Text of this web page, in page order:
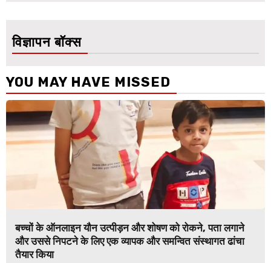
विज्ञापन बॉक्स
YOU MAY HAVE MISSED
बच्चों के ऑनलाइन यौन उत्पीड़न और शोषण को रोकने, पता लगाने
और उससे निपटने के लिए एक व्यापक और समन्वित संस्थागत ढांचा
तैयार किया